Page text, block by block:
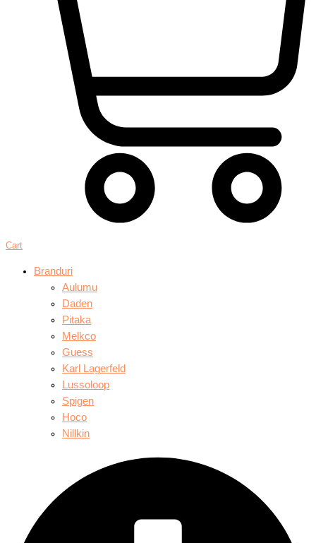
Cart
Branduri
Aulumu
Daden
Pitaka
Melkco
Guess
Karl Lagerfeld
Lussoloop
Spigen
Hoco
Nillkin